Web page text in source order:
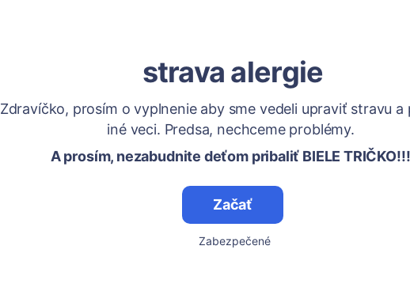
strava alergie
Zdravíčko, prosím o vyplnenie aby sme vedeli upraviť stravu a
iné veci. Predsa, nechceme problémy.
A prosím, nezabudnite deťom pribaliť BIELE
Začať
Zabezpečené